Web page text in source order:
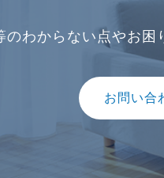
のわからない点やお困
お問い合